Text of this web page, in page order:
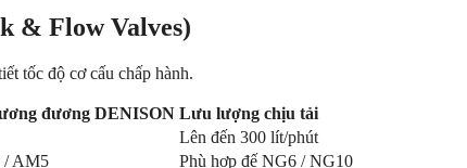
& Flow Valves)
tốc độ cơ cấu chấp hành.
đương DENISON Lưu lượng chịu tải
Lên đến 300 lít/phút
/ AM5 Phù hợp đế NG6 / NG10